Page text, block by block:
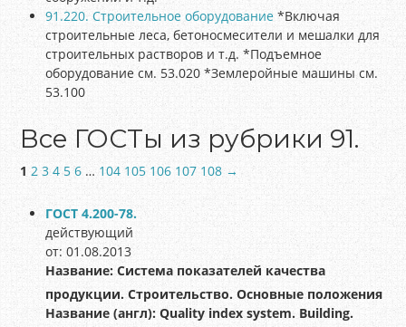
91.220. Строительное оборудование*Включая
строительные леса, бетоносмесители и мешалки для
строительных растворов и т.д. *Подъемное
оборудование см. 53.020 *Землеройные машины см.
53.100
Все ГОСТы из рубрики 91.
1 2 3 4 5 6 … 104 105 106 107 108 →
ГОСТ 4.200-78.
действующий
от: 01.08.2013
Название: Система показателей качества
продукции. Строительство. Основные положения
Название (англ): Quality index system. Building.